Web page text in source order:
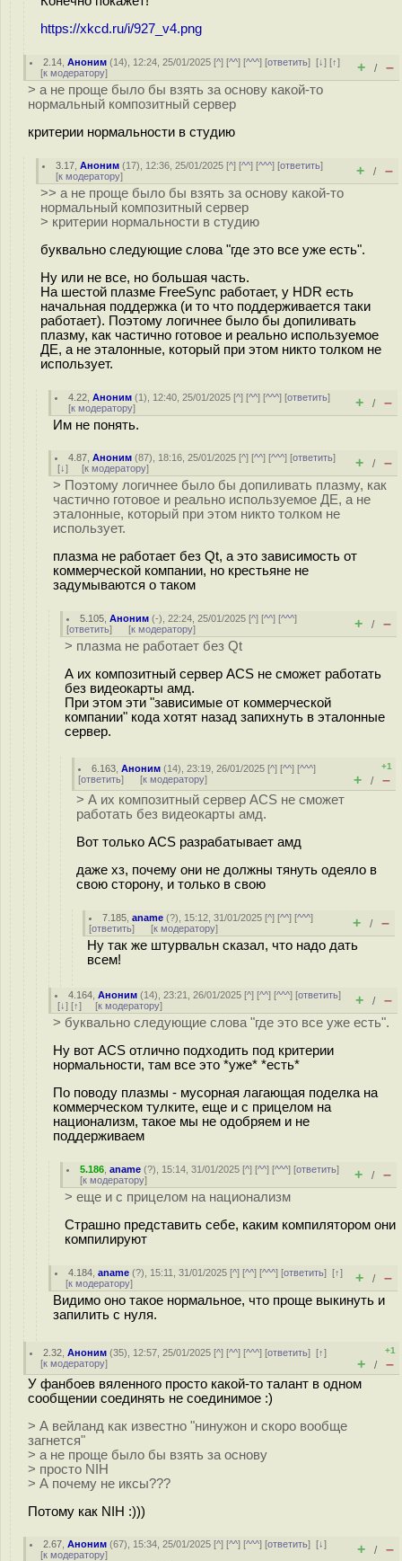
https://xkcd.ru/i/927_v4.png
2.14 ,Аноним (14), 12:24, 25/01/2025 [^] [^^] [^^^] [ответить][↓] [↑]
[к модератору] + / –
> а не проще было бы взять за основу какой-то
нормальный композитный сервер
критерии нормальности в студию
3.17 ,Аноним (17), 12:36, 25/01/2025 [^] [^^] [^^^] [ответить]
[к модератору] + / –
>> а не проще было бы взять за основу какой-то
нормальный композитный сервер
> критерии нормальности в студию
буквально следующие слова "где это все уже есть".
Ну или не все, но большая часть.
На шестой плазме FreeSync работает, у HDR есть
начальная поддержка (и то что поддерживается таки
работает). Поэтому логичнее было бы допиливать
плазму, как частично готовое и реально используемое
ДЕ, а не эталонные, который при этом никто толком не
использует.
4.22 ,Аноним (1), 12:40, 25/01/2025 [^] [^^] [^^^] [ответить]
[к модератору] + / –
Им не понять.
4.87 ,Аноним (87), 18:16, 25/01/2025 [^] [^^] [^^^] [ответить]
[↓] [к модератору] + / –
> Поэтому логичнее было бы допиливать плазму, как
частично готовое и реально используемое ДЕ, а не
эталонные, который при этом никто толком не
использует.
плазма не работает без Qt, а это зависимость от
коммерческой компании, но крестьяне не
задумываются о таком
5.105 ,Аноним (-), 22:24, 25/01/2025 [^] [^^] [^^^]
[ответить] [к модератору] + / –
> плазма не работает без Qt
А их композитный сервер ACS не сможет работать
без видеокарты амд.
При этом эти "зависимые от коммерческой
компании" кода хотят назад запихнуть в эталонные
сервер.
6.163 ,Аноним (14), 23:19, 26/01/2025 [^] [^^] [^^^]
[ответить] [к модератору]
+1
+ / –
> А их композитный сервер ACS не сможет
работать без видеокарты амд.
Вот только ACS разрабатывает амд
даже хз, почему они не должны тянуть одеяло в
свою сторону, и только в свою
7.185 ,aname (?), 15:12, 31/01/2025 [^] [^^] [^^^]
[ответить] [к модератору] + / –
Ну так же штурвальн сказал, что надо дать
всем!
4.164 ,Аноним (14), 23:21, 26/01/2025 [^] [^^] [^^^] [ответить]
[↓] [↑] [к модератору] + / –
> буквально следующие слова "где это все уже есть".
Ну вот ACS отлично подходить под критерии
нормальности, там все это *уже* *есть*
По поводу плазмы - мусорная лагающая поделка на
коммерческом тулките, еще и с прицелом на
национализм, такое мы не одобряем и не
поддерживаем
5.186 ,aname (?), 15:14, 31/01/2025 [^] [^^] [^^^] [ответить]
[к модератору] + / –
> еще и с прицелом на национализм
Страшно представить себе, каким компилятором они
компилируют
4.184 ,aname (?), 15:11, 31/01/2025 [^] [^^] [^^^] [ответить][↑]
[к модератору] + / –
Видимо оно такое нормальное, что проще выкинуть и
запилить с нуля.
2.32 ,Аноним (35), 12:57, 25/01/2025 [^] [^^] [^^^] [ответить][↑]
[к модератору]
+1
+ / –
У фaнбoев вялeннoгo просто какой-то талант в одном
сообщении соединять не соединимое :)
> А вейланд как известно "нинужон и скоро вообще
загнется"
> а не проще было бы взять за основу
> просто NIH
> А почему не иксы???
Потому как NIH :)))
2.67 ,Аноним (67), 15:34, 25/01/2025 [^] [^^] [^^^] [ответить][↓]
[к модератору] + / –